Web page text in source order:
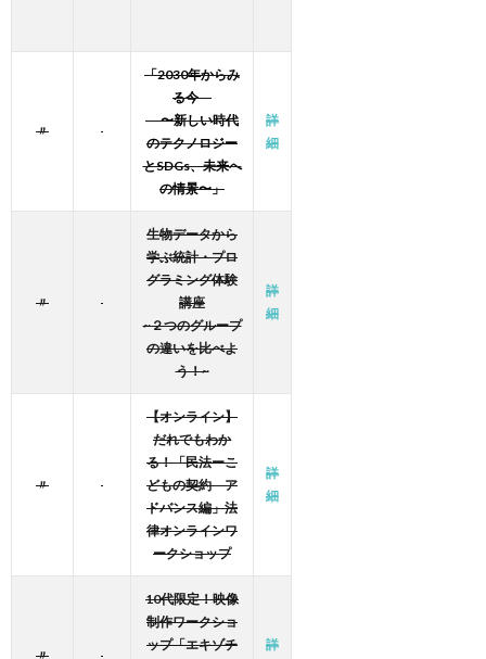
〃
「2030年からみ
る今
〜新しい時代
のテクノロジー
とSDGs、未来へ
の情景〜」
詳
細
〃
生物データから
学ぶ統計・プロ
グラミング体験
講座
~２つのグループ
の違いを比べよ
う！~
詳
細
〃
【オンライン】
だれでもわか
る！「民法ーこ
どもの契約 ア
ドバンス編」法
律オンラインワ
ークショップ
詳
細
〃
10代限定！映像
制作ワークショ
ップ「エキゾチ
詳